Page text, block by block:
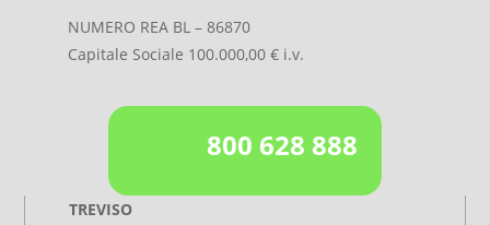
NUMERO REA BL – 86870
Capitale Sociale 100.000,00 € i.v.
800 628 888
TREVISO